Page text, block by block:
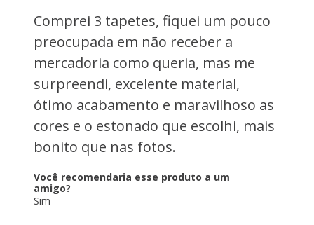
Comprei 3 tapetes, fiquei um pouco
preocupada em não receber a
mercadoria como queria, mas me
surpreendi, excelente material,
ótimo acabamento e maravilhoso as
cores e o estonado que escolhi, mais
bonito que nas fotos.
Você recomendaria esse produto a um
amigo?
Sim